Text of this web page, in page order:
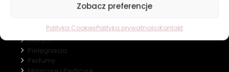
Zobacz preferencje
Polityka CookiesPolityka prywatnościKontakt
Makijaż
Pielęgnacja
Perfumy